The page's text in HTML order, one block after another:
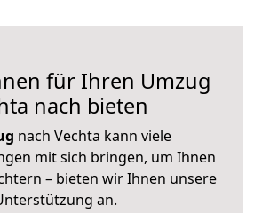
für Ihren Umzug
nach bieten
nach Vechta kann viele
mit sich bringen, um Ihnen
– bieten wir Ihnen unsere
an.